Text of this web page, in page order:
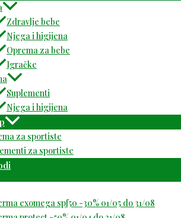
Zdravlje bebe
Njega i higijena
Oprema za bebe
Igračke
Suplementi
Njega i higijena
za sportiste
za sportiste
exomega spf50 -30% 01/05 do 31/08